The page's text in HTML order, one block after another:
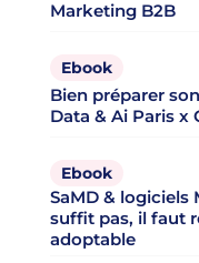
Marketing B2B
Ebook
Bien préparer
Data & Ai Paris x
Ebook
SaMD & logiciels
suffit pas, il faut
adoptable